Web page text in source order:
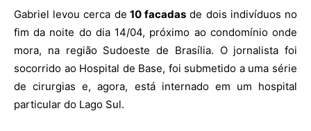
Gabriel levou cerca de 10 facadas de dois indivíduos no
fim da noite do dia 14/04, próximo ao condomínio onde
mora, na região Sudoeste de Brasília. O jornalista foi
socorrido ao Hospital de Base, foi submetido a uma série
de cirurgias e, agora, está internado em um hospital
particular do Lago Sul.